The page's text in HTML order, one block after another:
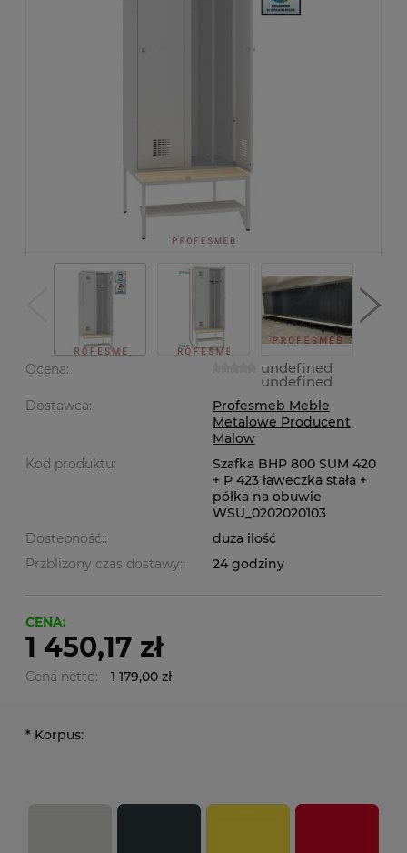
Ocena: undefined
undefined
Dostawca:
Profesmeb Meble
Metalowe Producent
Malow
Kod produktu:
Szafka BHP 800 SUM 420
+ P 423 ławeczka stała +
półka na obuwie
WSU_0202020103
Dostepność::
duża ilość
Przbliżony czas dostawy::
24 godziny
CENA:
1 450,17 zł
Cena netto: 1 179,00 zł
* Korpus: